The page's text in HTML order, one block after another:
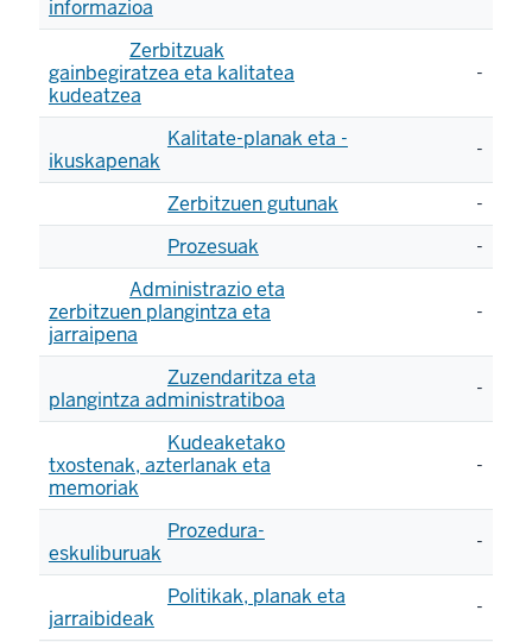
informazioa
Zerbitzuak
gainbegiratzea eta kalitatea
kudeatzea
-
Kalitate-planak eta -
ikuskapenak
-
Zerbitzuen gutunak
-
Prozesuak
-
Administrazio eta
zerbitzuen plangintza eta
jarraipena
-
Zuzendaritza eta
plangintza administratiboa
-
Kudeaketako
txostenak, azterlanak eta
memoriak
-
Prozedura-
eskuliburuak
-
Politikak, planak eta
jarraibideak
-